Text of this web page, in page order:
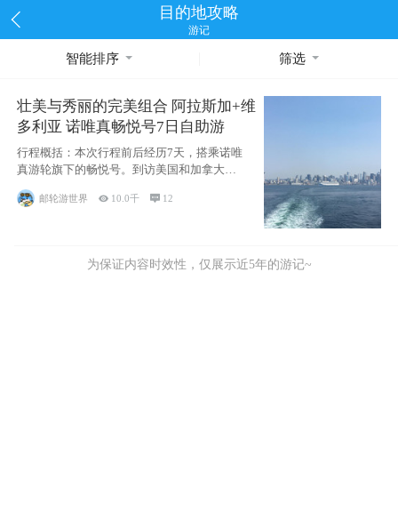
目的地攻略
游记
智能排序 筛选
壮美与秀丽的完美组合 阿拉斯加+维
多利亚 诺唯真畅悦号7日自助游
行程概括：本次行程前后经历7天，搭乘诺唯
真游轮旗下的畅悦号。到访美国和加拿大的4
个州/省：美国华盛顿州
邮轮游世界  10.0千  12
为保证内容时效性，仅展示近5年的游记~